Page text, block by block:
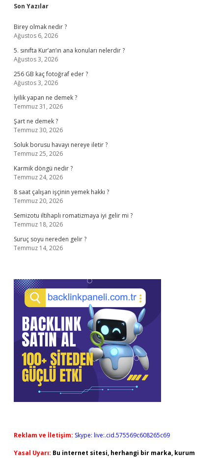
Sidebar
Son Yazılar
Birey olmak nedir ?
Ağustos 6, 2026
5. sınıfta Kur’an’ın ana konuları nelerdir ?
Ağustos 3, 2026
256 GB kaç fotoğraf eder ?
Ağustos 3, 2026
İyilik yapan ne demek ?
Temmuz 31, 2026
Şart ne demek ?
Temmuz 30, 2026
Soluk borusu havayı nereye iletir ?
Temmuz 25, 2026
Karmik döngü nedir ?
Temmuz 24, 2026
8 saat çalışan işçinin yemek hakkı ?
Temmuz 20, 2026
Semizotu iltihaplı romatizmaya iyi gelir mi ?
Temmuz 18, 2026
Suruç soyu nereden gelir ?
Temmuz 14, 2026
Reklam ve İletişim: Skype: live:.cid.575569c608265c69
Yasal Uyarı: Bu internet sitesi, herhangi bir marka, kurum